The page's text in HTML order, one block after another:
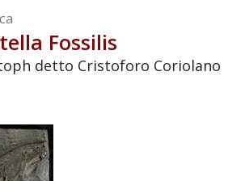
Fossilis
detto Cristoforo Coriolano